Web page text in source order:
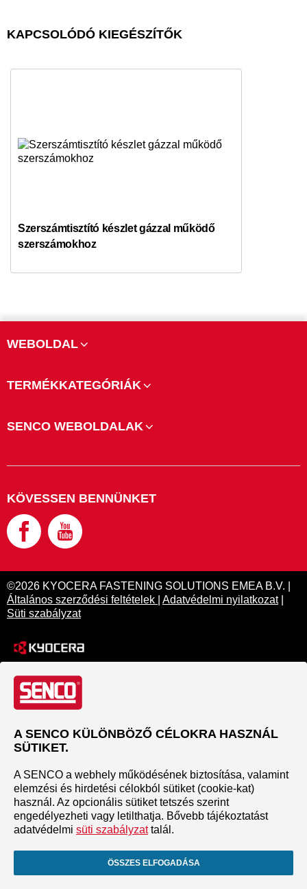
KAPCSOLÓDÓ KIEGÉSZÍTŐK
Szerszámtisztító készlet gázzal működő
szerszámokhoz
WEBOLDAL
TERMÉKKATEGÓRIÁK
SENCO WEBOLDALAK
KÖVESSEN BENNÜNKET
©2026 KYOCERA FASTENING SOLUTIONS EMEA B.V. |
Általános szerződési feltételek
Adatvédelmi nyilatkozat|
Süti szabályzat
A SENCO KÜLÖNBÖZŐ CÉLOKRA HASZNÁL
SÜTIKET.
A SENCO a webhely működésének biztosítása, valamint
elemzési és hirdetési célokból sütiket (cookie-kat)
használ. Az opcionális sütiket tetszés szerint
engedélyezheti vagy letilthatja. Bővebb tájékoztatást
adatvédelmi süti szabályzattalál.
ÖSSZES ELFOGADÁSA